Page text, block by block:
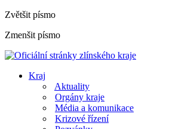
Zvětšit písmo
Zmenšit písmo
Kraj
Aktuality
Orgány kraje
Média a komunikace
Krizové řízení